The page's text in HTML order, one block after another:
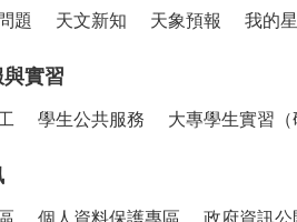
題 天文新知 天象預報 我的
實習
學生公共服務 大專學生實習
個人資料保護專區 政府資訊公